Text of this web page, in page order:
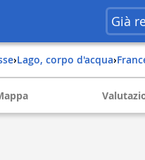
Già
› Lago, corpo d'acqua›